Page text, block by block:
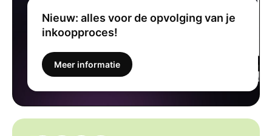
Nieuw: alles voor de opvolging van je
inkoopproces!
Meer informatie